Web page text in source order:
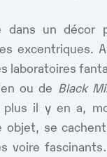
un décor
excentriques.
laboratoires
ou de Black
plus il y en a,
objet, se
voire